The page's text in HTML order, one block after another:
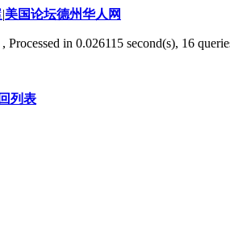
|美国论坛德州华人网
, Processed in 0.026115 second(s), 16
列表